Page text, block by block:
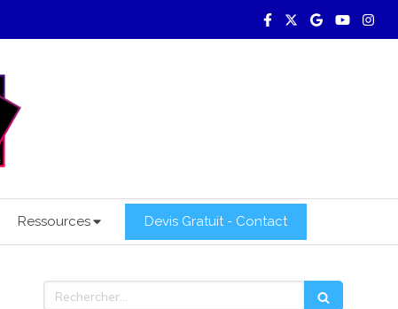
Ressources Devis Gratuit - Contact
Rechercher